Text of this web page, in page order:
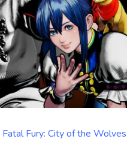
Fatal Fury: City of the Wolves